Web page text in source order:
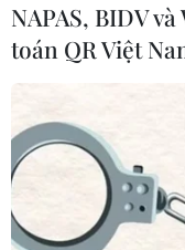
Thông
chính thức
phương tiện
20/06/2025 04:23
Lễ ra mắt Chuyên
TTXVN là một
NAPAS, BIDV
toán QR Việt